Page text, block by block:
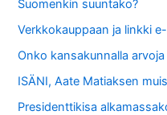
Suomenkin suuntako?
Verkkokauppaan ja linkki
Onko kansakunnalla
ISÄNI, Aate Matiaksen
Presidenttikisa